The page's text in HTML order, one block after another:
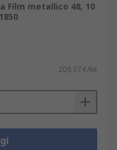
Film metallico 48, 10
209,37 €/kit